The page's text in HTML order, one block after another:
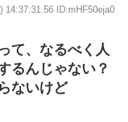
14:37:31.56 ID:mHF50eja0
て、なるべく人
るんじゃない？
ないけど